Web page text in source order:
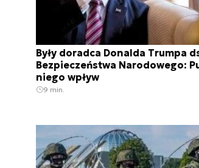
Były doradca Donalda Trumpa
Bezpieczeństwa Narodowego:
niego wpływ
9 min.